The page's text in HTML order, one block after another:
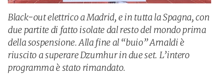
Black-out elettrico a Madrid, e in tutta la Spagna, con
due partite di fatto isolate dal resto del mondo prima
della sospensione. Alla fine al “buio” Arnaldi è
riuscito a superare Dzumhur in due set. L’intero
programma è stato rimandato.